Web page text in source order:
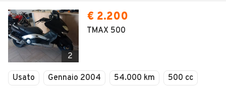
2
€ 2.200
TMAX 500
Usato Gennaio 2004 54.000 km
500 cc